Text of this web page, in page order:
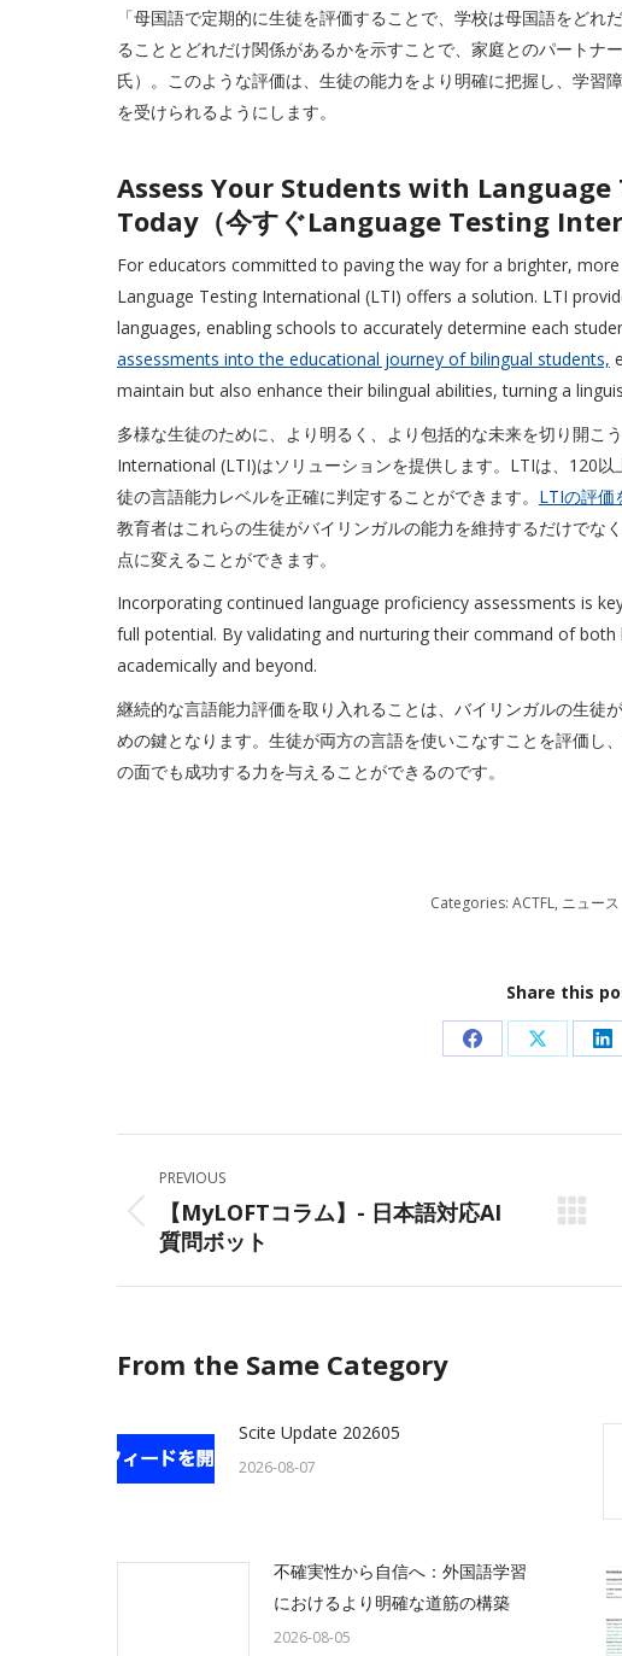
「母国語で定期的に生徒を評価することで、学校は母国語をど
ることとどれだけ関係があるかを示すことで、家庭とのパートナ
氏）。このような評価は、生徒の能力をより明確に把握し、学習
を受けられるようにします。
Assess Your Students with
Today（今すぐLanguage Testing
For educators committed to paving the way for a brighter,
Language Testing International (LTI) offers a solution. LTI
languages, enabling schools to accurately determine each
assessments into the educational journey of bilingual students,
maintain but also enhance their bilingual abilities, turning a
多様な生徒のために、より明るく、より包括的な未来を切り開こ
International (LTI)はソリューションを提供します。LTIは、120
徒の言語能力レベルを正確に判定することができます。 LTIの評価
教育者はこれらの生徒がバイリンガルの能力を維持するだけでな
点に変えることができます。
Incorporating continued language proficiency assessments is
full potential. By validating and nurturing their command of
academically and beyond.
継続的な言語能力評価を取り入れることは、バイリンガルの生徒
めの鍵となります。生徒が両方の言語を使いこなすことを評価し
の面でも成功する力を与えることができるのです。
Categories: ACTFL, ニュース
Share this
Share
Facebook
Share
X
navigation
PREVIOUS
Previous
post:
【MyLOFTコラム】- 日本語対応AI
質問ボット
From the Same Category
Scite Update 202605
2026-08-07
不確実性から自信へ：外国語学習
におけるより明確な道筋の構築
2026-08-05